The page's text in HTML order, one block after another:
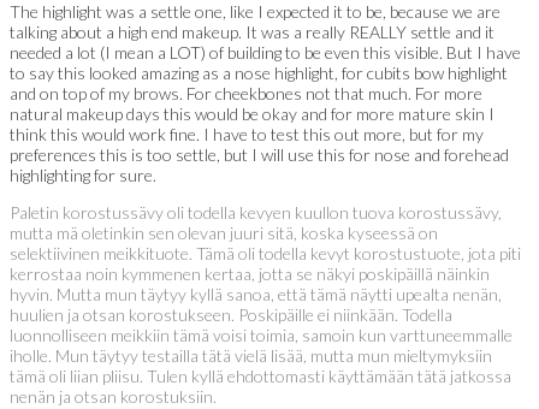
The highlight was a settle one, like I expected it to be, because we are
talking about a high end makeup. It was a really REALLY settle and it
needed a lot (I mean a LOT) of building to be even this visible. But I have
to say this looked amazing as a nose highlight, for cubits bow highlight
and on top of my brows. For cheekbones not that much. For more
natural makeup days this would be okay and for more mature skin I
think this would work fine. I have to test this out more, but for my
preferences this is too settle, but I will use this for nose and forehead
highlighting for sure.
Paletin korostussävy oli todella kevyen kuullon tuova korostussävy,
mutta mä oletinkin sen olevan juuri sitä, koska kyseessä on
selektiivinen meikkituote. Tämä oli todella kevyt korostustuote, jota piti
kerrostaa noin kymmenen kertaa, jotta se näkyi poskipäillä näinkin
hyvin. Mutta mun täytyy kyllä sanoa, että tämä näytti upealta nenän,
huulien ja otsan korostukseen. Poskipäille ei niinkään. Todella
luonnolliseen meikkiin tämä voisi toimia, samoin kun varttuneemmalle
iholle. Mun täytyy testailla tätä vielä lisää, mutta mun mieltymyksiin
tämä oli liian pliisu. Tulen kyllä ehdottomasti käyttämään tätä jatkossa
nenän ja otsan korostuksiin.